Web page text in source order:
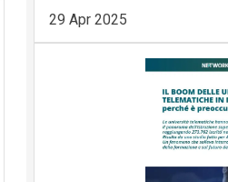
29 Apr 2025